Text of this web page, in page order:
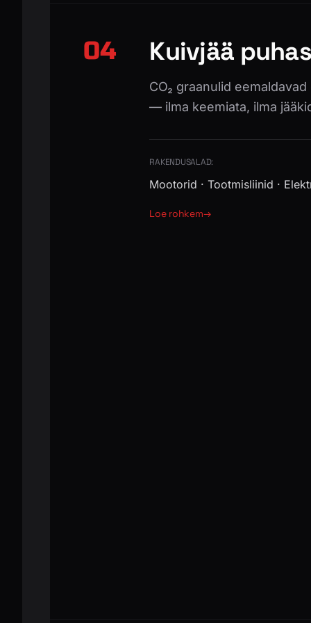
04 Kuivjää
CO₂ graanulid
— ilma keemiata, ilma
RAKENDUSALAD:
Mootorid · Tootmisliinid ·
Loe rohkem→